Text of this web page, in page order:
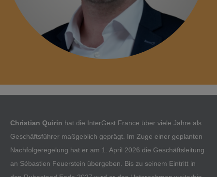
Christian Quirin hat die InterGest France über viele Jahre als
Geschäftsführer maßgeblich geprägt. Im Zuge einer geplanten
Nachfolgeregelung hat er am 1. April 2026 die Geschäftsleitung
an Sébastien Feuerstein übergeben. Bis zu seinem Eintritt in